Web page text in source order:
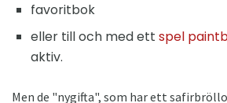
favoritbok
eller till och med ett spel
aktiv.
Men de "nygifta", som har ett